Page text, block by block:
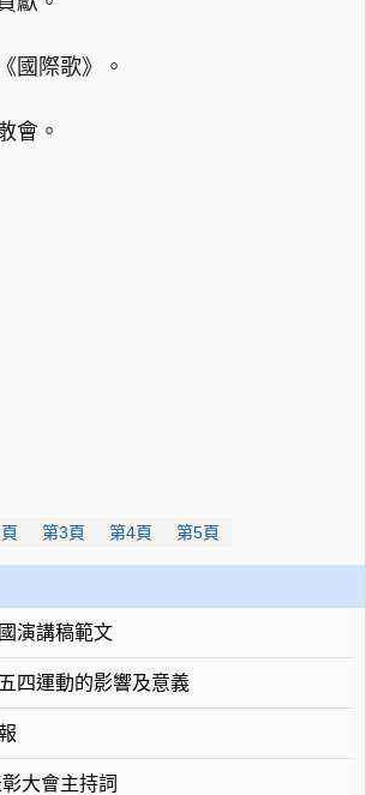
國際歌》。
會。
第3頁 第4頁 第5頁
演講稿範文
四運動的影響及意義
彰大會主持詞